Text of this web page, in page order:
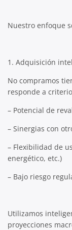
Nuestro enfoque
1. Adquisición
No compramos
responde a
– Potencial de
– Sinergias con
– Flexibilidad de
energético, etc.)
– Bajo riesgo
Utilizamos
proyecciones